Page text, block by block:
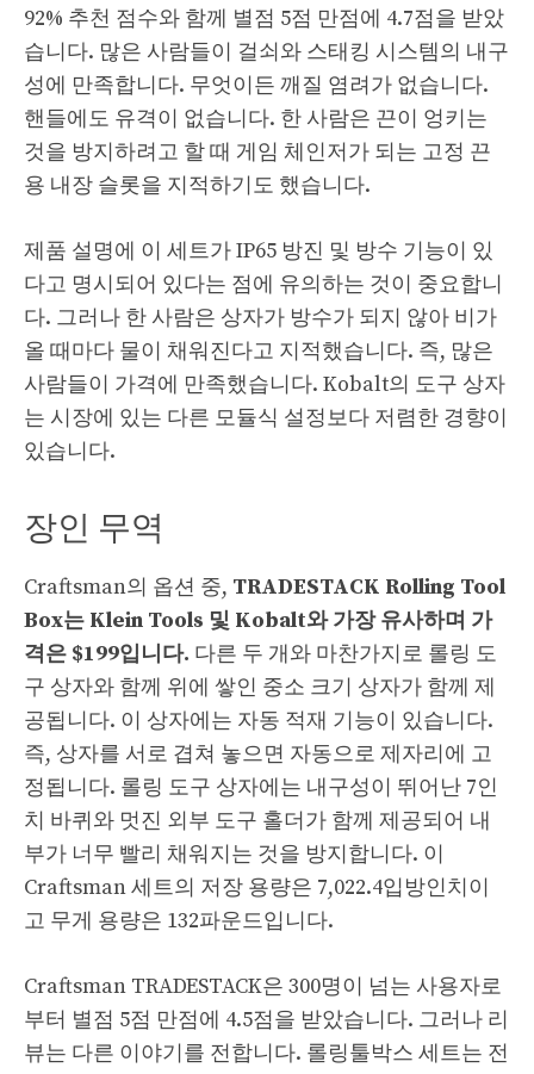
92% 추천 점수와 함께 별점 5점 만점에 4.7점을 받았
습니다. 많은 사람들이 걸쇠와 스태킹 시스템의 내구
성에 만족합니다. 무엇이든 깨질 염려가 없습니다.
핸들에도 유격이 없습니다. 한 사람은 끈이 엉키는
것을 방지하려고 할 때 게임 체인저가 되는 고정 끈
용 내장 슬롯을 지적하기도 했습니다.
제품 설명에 이 세트가 IP65 방진 및 방수 기능이 있
다고 명시되어 있다는 점에 유의하는 것이 중요합니
다. 그러나 한 사람은 상자가 방수가 되지 않아 비가
올 때마다 물이 채워진다고 지적했습니다. 즉, 많은
사람들이 가격에 만족했습니다. Kobalt의 도구 상자
는 시장에 있는 다른 모듈식 설정보다 저렴한 경향이
있습니다.
장인 무역
Craftsman의 옵션 중, TRADESTACK Rolling Tool
Box는 Klein Tools 및 Kobalt와 가장 유사하며 가
격은 $199입니다. 다른 두 개와 마찬가지로 롤링 도
구 상자와 함께 위에 쌓인 중소 크기 상자가 함께 제
공됩니다. 이 상자에는 자동 적재 기능이 있습니다.
즉, 상자를 서로 겹쳐 놓으면 자동으로 제자리에 고
정됩니다. 롤링 도구 상자에는 내구성이 뛰어난 7인
치 바퀴와 멋진 외부 도구 홀더가 함께 제공되어 내
부가 너무 빨리 채워지는 것을 방지합니다. 이
Craftsman 세트의 저장 용량은 7,022.4입방인치이
고 무게 용량은 132파운드입니다.
Craftsman TRADESTACK은 300명이 넘는 사용자로
부터 별점 5점 만점에 4.5점을 받았습니다. 그러나 리
뷰는 다른 이야기를 전합니다. 롤링툴박스 세트는 전